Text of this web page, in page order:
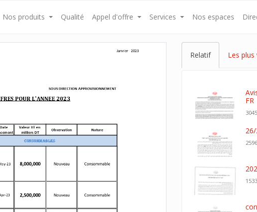
Nos produits Qualité Appel d'offre Services Nos espaces
Relatif Les plus
FR